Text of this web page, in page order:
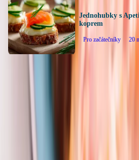
Jednohubky s
koprem
Pro začátečníky 20
Silvestrovská
Bambinem
křupavou zeleninou